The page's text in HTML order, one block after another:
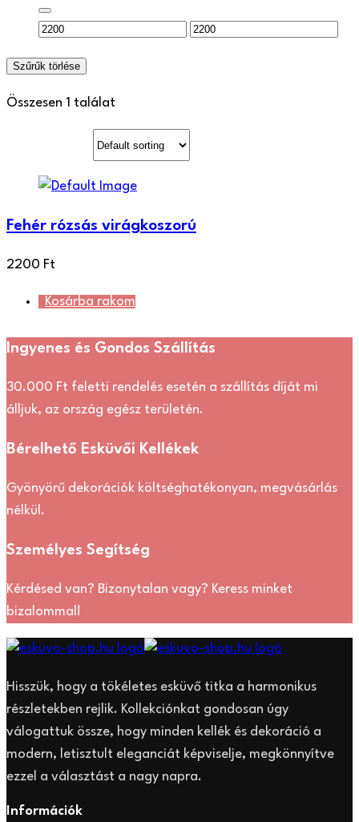
Szűrűk törlése
Összesen 1 találat
Fehér rózsás virágkoszorú
2200 Ft
Kosárba rakom
Ingyenes és Gondos Szállítás
30.000 Ft feletti rendelés esetén a szállítás díját mi
álljuk, az ország egész területén.
Bérelhető Esküvői Kellékek
Gyönyörű dekorációk költséghatékonyan, megvásárlás
nélkül.
Személyes Segítség
Kérdésed van? Bizonytalan vagy? Keress minket
bizalommal!
Hisszük, hogy a tökéletes esküvő titka a harmonikus
részletekben rejlik. Kollekciónkat gondosan úgy
válogattuk össze, hogy minden kellék és dekoráció a
modern, letisztult eleganciát képviselje, megkönnyítve
ezzel a választást a nagy napra.
Információk